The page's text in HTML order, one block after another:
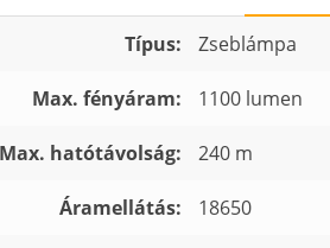
Típus: Zseblámpa
Max. fényáram: 1100 lumen
Max. hatótávolság: 240 m
Áramellátás: 18650